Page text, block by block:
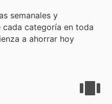
semanales y
categoría en toda
a ahorrar hoy